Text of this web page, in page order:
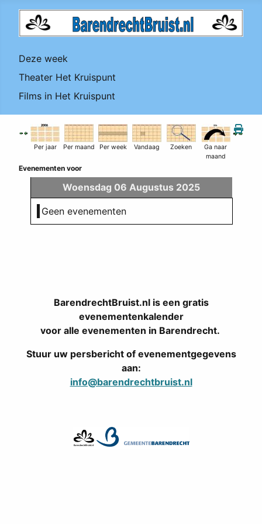
Deze week
Theater Het Kruispunt
Films in Het Kruispunt
Per jaar Per maand Per week Vandaag Zoeken
Ga naar
maand
Evenementen voor
Woensdag 06 Augustus 2025
Geen evenementen
BarendrechtBruist.nl is een gratis
evenementenkalender
voor alle evenementen in Barendrecht.
Stuur uw persbericht of evenementgegevens
aan:
info@barendrechtbruist.nl